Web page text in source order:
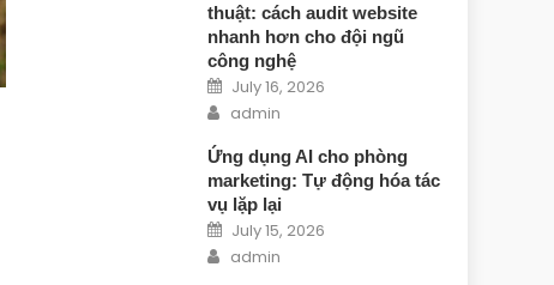
thuật: cách audit website
nhanh hơn cho đội ngũ
công nghệ
Posted on
July 16, 2026
Author
admin
Ứng dụng AI cho phòng
marketing: Tự động hóa tác
vụ lặp lại
Posted on
July 15, 2026
Author
admin